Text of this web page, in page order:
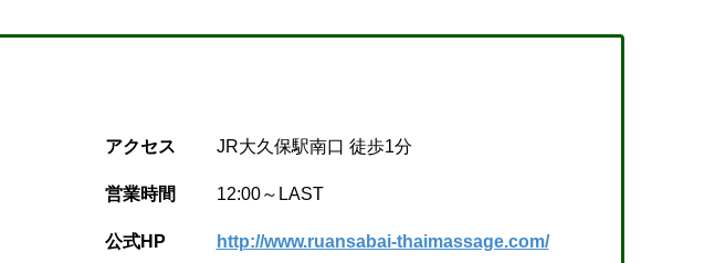
アクセス JR大久保駅南口 徒歩1分
営業時間 12:00～LAST
公式HP http://www.ruansabai-thaimassage.com/